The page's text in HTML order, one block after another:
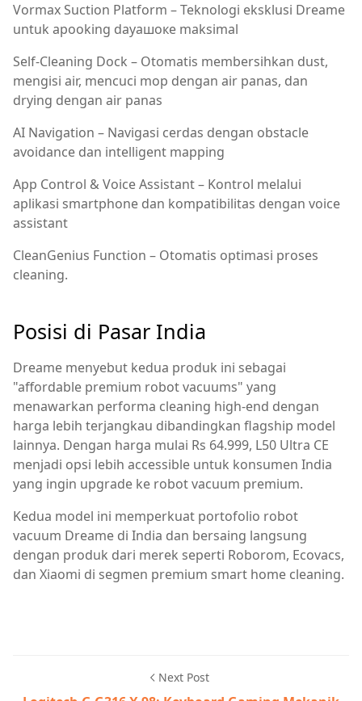
Vormax Suction Platform – Teknologi eksklusi Dreame
untuk ароoking dayaшокe maksimal
Self-Cleaning Dock – Otomatis membersihkan dust,
mengisi air, mencuci mop dengan air panas, dan
drying dengan air panas
AI Navigation – Navigasi cerdas dengan obstacle
avoidance dan intelligent mapping
App Control & Voice Assistant – Kontrol melalui
aplikasi smartphone dan kompatibilitas dengan voice
assistant
CleanGenius Function – Otomatis optimasi proses
cleaning.
Posisi di Pasar India
Dreame menyebut kedua produk ini sebagai
"affordable premium robot vacuums" yang
menawarkan performa cleaning high-end dengan
harga lebih terjangkau dibandingkan flagship model
lainnya. Dengan harga mulai Rs 64.999, L50 Ultra CE
menjadi opsi lebih accessible untuk konsumen India
yang ingin upgrade ke robot vacuum premium.
Kedua model ini memperkuat portofolio robot
vacuum Dreame di India dan bersaing langsung
dengan produk dari merek seperti Roborom, Ecovacs,
dan Xiaomi di segmen premium smart home cleaning.
Next Post